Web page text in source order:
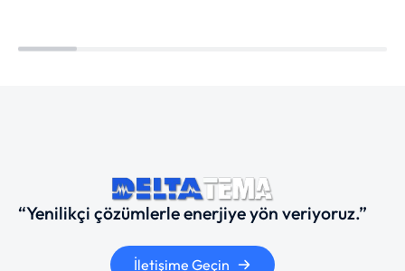
“Yenilikçi çözümlerle enerjiye yön veriyoruz.”
İletişime Geçin